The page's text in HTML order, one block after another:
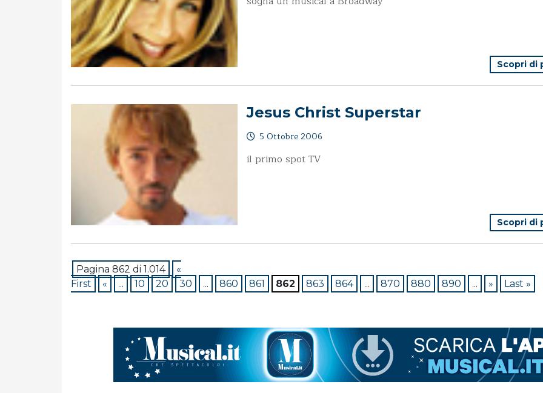
Scopri di
Jesus Christ Superstar
5 Ottobre 2006
il primo spot TV
Scopri di
Pagina 862 di 1.014
«
First
« ... 10 20 30 ... 860 861 862 863 864 ... 870 880 890 ... » Last »